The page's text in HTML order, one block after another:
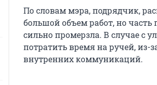
По словам мэра, подрядчик,
большой объем работ, но часть
сильно промерзла. В случае с
потратить время на ручей, из-
внутренних коммуникаций.